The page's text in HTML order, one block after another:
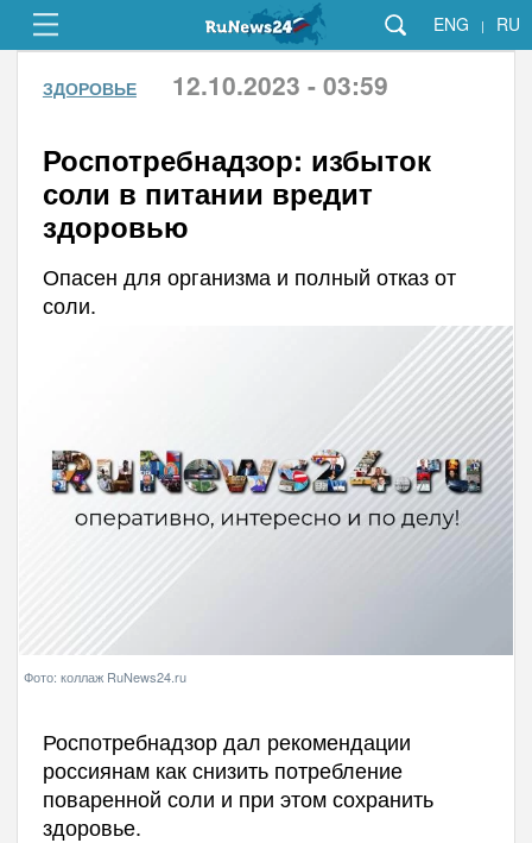
ENG | RU
ЗДОРОВЬЕ 12.10.2023 - 03:59
Роспотребнадзор: избыток
соли в питании вредит
здоровью
Опасен для организма и полный отказ от
соли.
Фото: коллаж RuNews24.ru
Роспотребнадзор дал рекомендации
россиянам как снизить потребление
поваренной соли и при этом сохранить
здоровье.